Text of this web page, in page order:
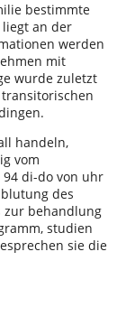
bestimmte
an der
werden
mit
wurde zuletzt
handeln,
vom
di-do von uhr
des
zur behandlung
studien
sie die